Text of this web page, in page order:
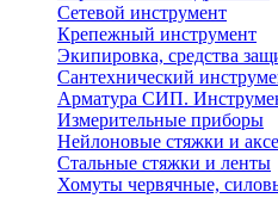
Сетевой инструмент
Крепежный инструмент
Экипировка, средства
Сантехнический
Арматура СИП.
Измерительные приборы
Нейлоновые стяжки и
Стальные стяжки и ленты
Хомуты червячные,